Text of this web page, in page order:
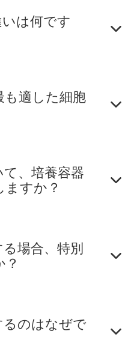
は何です
も適した細胞
、培養容器
すか？
場合、特別
るのはなぜで